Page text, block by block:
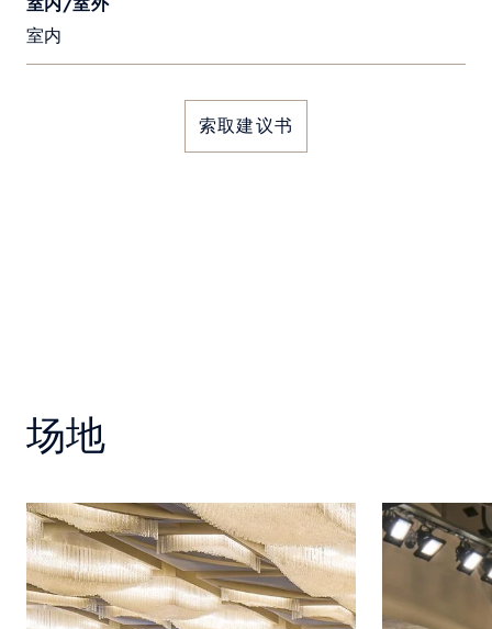
室内
索取建议书
场地